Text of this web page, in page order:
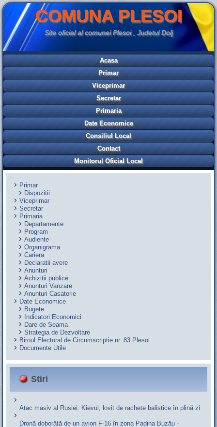
COMUNA PLESOI
Site oficial al comunei Plesoi , Judetul Dolj
Acasa
Primar
Viceprimar
Secretar
Primaria
Date Economice
Consiliul Local
Contact
Monitorul Oficial Local
Primar
Dispozitii
Viceprimar
Secretar
Primaria
Departamente
Program
Audiente
Organigrama
Cariera
Declaratii avere
Anunturi
Achizitii publice
Anunturi Vanzare
Anunturi Casatorie
Date Economice
Bugete
Indicatori Economici
Dare de Seama
Strategia de Dezvoltare
Biroul Electoral de Circumscriptie nr. 83 Plesoi
Documente Utile
Stiri
Atac masiv al Rusiei. Kievul, lovit de rachete balistice în plină zi
Dronă doborâtă de un avion F‑16 în zona Padina Buzău -